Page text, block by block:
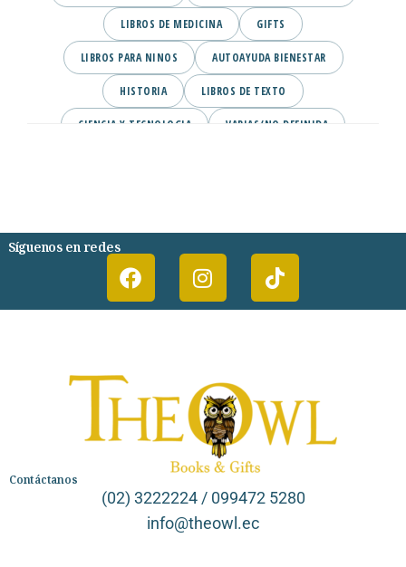
LIBROS DE MEDICINA GIFTS
LIBROS PARA NINOS AUTOAYUDA BIENESTAR
HISTORIA LIBROS DE TEXTO
CIENCIA Y TECNOLOGIA VARIAS/NO DEFINIDA
Síguenos en redes
Contáctanos
(02) 3222224 / 099472 5280
info@theowl.ec